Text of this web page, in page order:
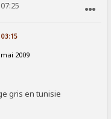
2009
gris en tunisie